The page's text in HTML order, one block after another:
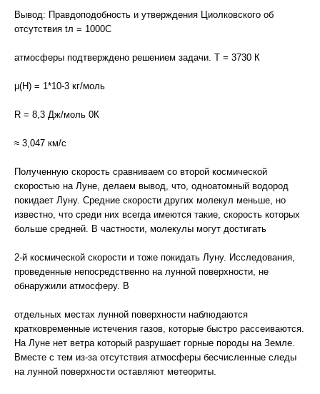
Вывод: Правдоподобность и утверждения Циолковского об
отсутствия tл = 1000С
атмосферы подтверждено решением задачи. Т = 3730 К
μ(Н) = 1*10-3 кг/моль
R = 8,3 Дж/моль 0К
≈ 3,047 км/с
Полученную скорость сравниваем со второй космической
скоростью на Луне, делаем вывод, что, одноатомный водород
покидает Луну. Средние скорости других молекул меньше, но
известно, что среди них всегда имеются такие, скорость которых
больше средней. В частности, молекулы могут достигать
2-й космической скорости и тоже покидать Луну. Исследования,
проведенные непосредственно на лунной поверхности, не
обнаружили атмосферу. В
отдельных местах лунной поверхности наблюдаются
кратковременные истечения газов, которые быстро рассеиваются.
На Луне нет ветра который разрушает горные породы на Земле.
Вместе с тем из-за отсутствия атмосферы бесчисленные следы
на лунной поверхности оставляют метеориты.